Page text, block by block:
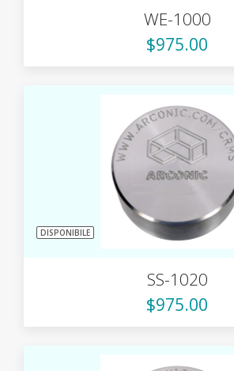
WE-1000
$975.00
DISPONIBILE
SS-1020
$975.00